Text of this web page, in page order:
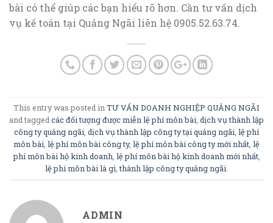
bài có thể giúp các bạn hiểu rõ hơn. Cần tư vấn dịch
vụ kế toán tại Quảng Ngãi liên hệ 0905.52.63.74.
This entry was posted in TƯ VẤN DOANH NGHIỆP QUẢNG NGÃI
and tagged các đối tượng được miễn lệ phí môn bài dịch vụ thành lập
công ty quảng ngãi dịch vụ thành lập công ty tại quảng ngãi lệ phí
môn bài lệ phí môn bài công ty, lệ phí môn bài công ty mới nhất lệ
phí môn bài hộ kinh doanh lệ phí môn bài hộ kinh doanh mới nhất,
lệ phí môn bài là gì ,thành lập công ty quảng ngãi
ADMIN